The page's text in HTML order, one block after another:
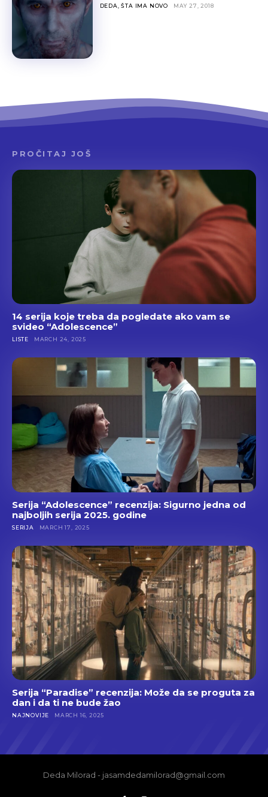
DEDA, ŠTA IMA NOVO MAY 27, 2018
PROČITAJ JOŠ
14 serija koje treba da pogledate ako vam se
svideo “Adolescence”
LISTE MARCH 24, 2025
Serija “Adolescence” recenzija: Sigurno jedna od
najboljih serija 2025. godine
SERIJA MARCH 17, 2025
Serija “Paradise” recenzija: Može da se proguta za
dan i da ti ne bude žao
NAJNOVIJE MARCH 16, 2025
Deda Milorad - jasamdedamilorad@gmail.com